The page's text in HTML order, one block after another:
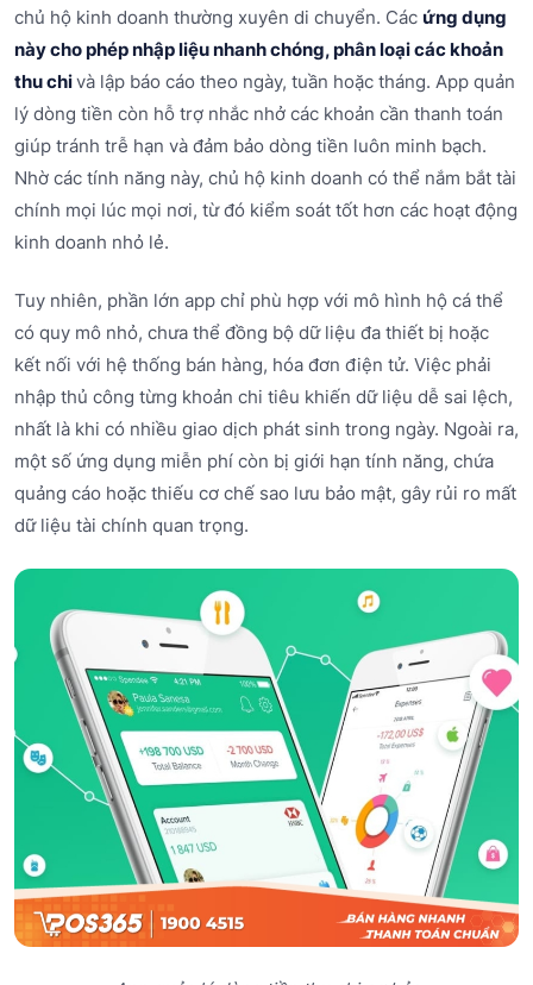
chủ hộ kinh doanh thường xuyên di chuyển. Các ứng dụng
này cho phép nhập liệu nhanh chóng, phân loại các khoản
thu chivà lập báo cáo theo ngày, tuần hoặc tháng. App quản
lý dòng tiền còn hỗ trợ nhắc nhở các khoản cần thanh toán
giúp tránh trễ hạn và đảm bảo dòng tiền luôn minh bạch.
Nhờ các tính năng này, chủ hộ kinh doanh có thể nắm bắt tài
chính mọi lúc mọi nơi, từ đó kiểm soát tốt hơn các hoạt động
kinh doanh nhỏ lẻ.
Tuy nhiên, phần lớn app chỉ phù hợp với mô hình hộ cá thể
có quy mô nhỏ, chưa thể đồng bộ dữ liệu đa thiết bị hoặc
kết nối với hệ thống bán hàng, hóa đơn điện tử. Việc phải
nhập thủ công từng khoản chi tiêu khiến dữ liệu dễ sai lệch,
nhất là khi có nhiều giao dịch phát sinh trong ngày. Ngoài ra,
một số ứng dụng miễn phí còn bị giới hạn tính năng, chứa
quảng cáo hoặc thiếu cơ chế sao lưu bảo mật, gây rủi ro mất
dữ liệu tài chính quan trọng.